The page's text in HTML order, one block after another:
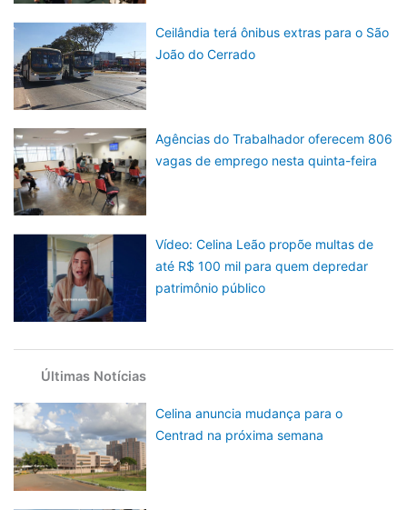
Ceilândia terá ônibus extras para o São
João do Cerrado
Agências do Trabalhador oferecem 806
vagas de emprego nesta quinta-feira
Vídeo: Celina Leão propõe multas de
até R$ 100 mil para quem depredar
patrimônio público
Últimas Notícias
Celina anuncia mudança para o
Centrad na próxima semana